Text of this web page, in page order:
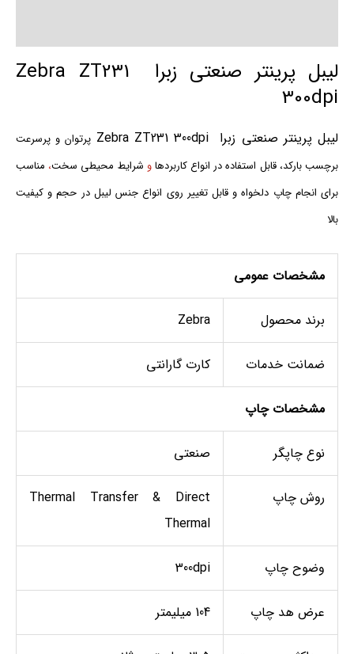
لیبل پرینتر صنعتی زبرا Zebra ZT231
300dpi
لیبل پرینتر صنعتی زبرا Zebra ZT231 300dpi
پرتوان و پرسرعت
برچسب بارکد، قابل استفاده در انواع کاربردهاو شرایط محیطی سخت، مناسب
برای انجام چاپ دلخواه و قابل تغییر روی انواع جنس لیبل در حجم و کیفیت
بالا
مشخصات عمومی
برند محصول Zebra
ضمانت خدمات کارت گارانتی
مشخصات چاپ
نوع چاپگر صنعتی
روش چاپ
Thermal Transfer & Direct
Thermal
وضوح چاپ 300dpi
عرض هد چاپ 104 میلیمتر